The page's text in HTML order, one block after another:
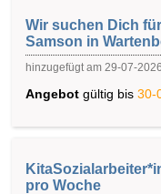
Wir suchen Dich
Samson in
hinzugefügt am 29-07-2026
Angebot gültig bis 30-
pro Woche